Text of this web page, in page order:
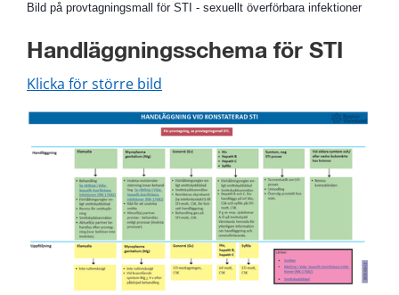
Bild på provtagningsmall för STI - sexuellt överförbara infektioner
Handläggningsschema för STI
Klicka för större bild